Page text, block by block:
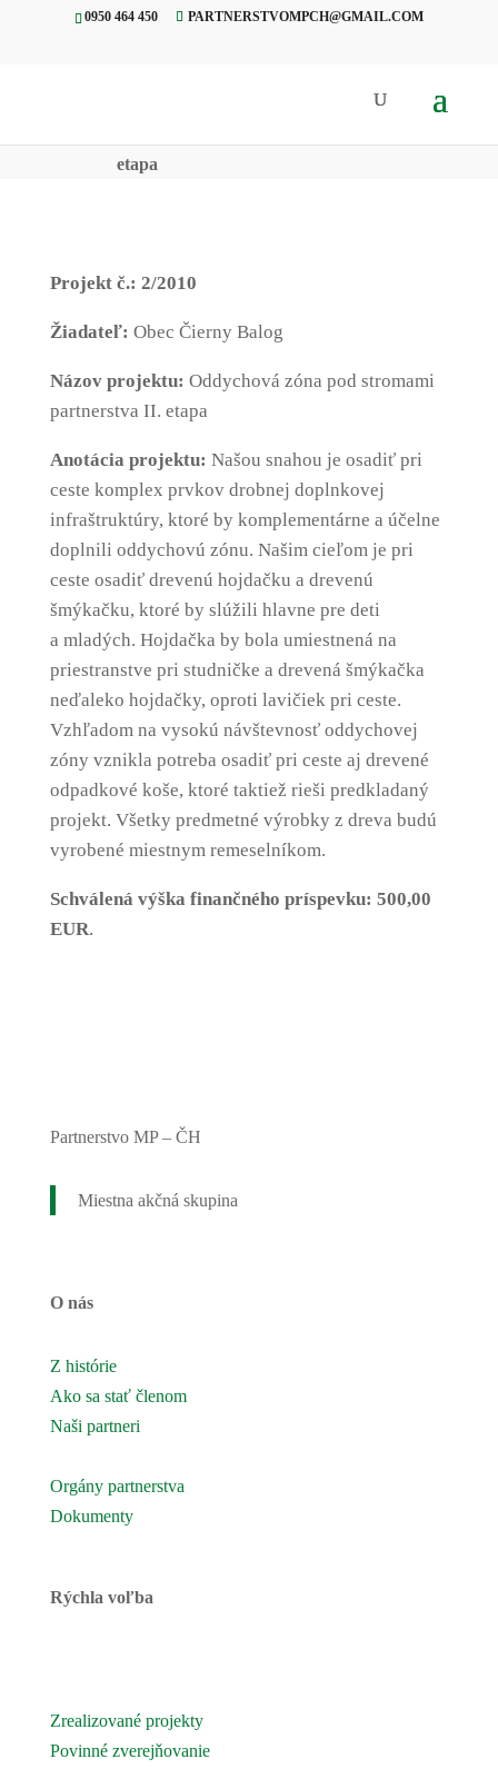
0950 464 450 PARTNERSTVOMPCH@GMAIL.COM
etapa
Projekt č.: 2/2010
Žiadateľ: Obec Čierny Balog
Názov projektu: Oddychová zóna pod stromami
partnerstva II. etapa
Anotácia projektu: Našou snahou je osadiť pri
ceste komplex prvkov drobnej doplnkovej
infraštruktúry, ktoré by komplementárne a účelne
doplnili oddychovú zónu. Našim cieľom je pri
ceste osadiť drevenú hojdačku a drevenú
šmýkačku, ktoré by slúžili hlavne pre deti
a mladých. Hojdačka by bola umiestnená na
priestranstve pri studničke a drevená šmýkačka
neďaleko hojdačky, oproti lavičiek pri ceste.
Vzhľadom na vysokú návštevnosť oddychovej
zóny vznikla potreba osadiť pri ceste aj drevené
odpadkové koše, ktoré taktiež rieši predkladaný
projekt. Všetky predmetné výrobky z dreva budú
vyrobené miestnym remeselníkom.
Schválená výška finančného príspevku: 500,00
EUR.
Partnerstvo MP – ČH
Miestna akčná skupina
O nás
Z histórie
Ako sa stať členom
Naši partneri
Orgány partnerstva
Dokumenty
Rýchla voľba
Zrealizované projekty
Povinné zverejňovanie